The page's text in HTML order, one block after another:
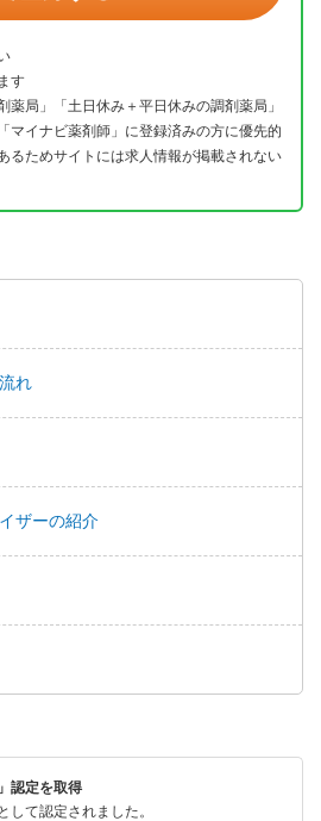
す
薬局」「土日休み＋平日休みの調剤薬局」
マイナビ薬剤師」に登録済みの方に優先的
るためサイトには求人情報が掲載されない
れ
ザーの紹介
認定を取得
して認定されました。